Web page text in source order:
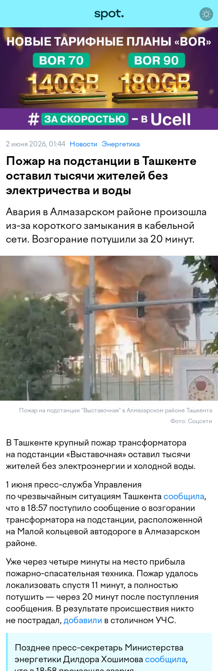
2 июня 2026, 01:44 Новости Энергетика
Пожар на подстанции в Ташкенте
оставил тысячи жителей без
электричества и воды
Авария в Алмазарском районе произошла
из-за короткого замыкания в кабельной
сети. Возгорание потушили за 20 минут.
Пожар на подстанции “Выставочная“ в Алмазарском районе Ташкента
Фото: Соцсети
В Ташкенте крупный пожар трансформатора
на подстанции «Выставочная» оставил тысячи
жителей без электроэнергии и холодной воды.
1 июня пресс-служба Управления
по чрезвычайным ситуациям Ташкента сообщила,
что в 18:57 поступило сообщение о возгорании
трансформатора на подстанции, расположенной
на Малой кольцевой автодороге в Алмазарском
районе.
Уже через четыре минуты на место прибыла
пожарно-спасательная техника. Пожар удалось
локализовать спустя 11 минут, а полностью
потушить — через 20 минут после поступления
сообщения. В результате происшествия никто
не пострадал, добавили в столичном УЧС.
Позднее пресс-секретарь Министерства
энергетики Дилдора Хошимова сообщила,